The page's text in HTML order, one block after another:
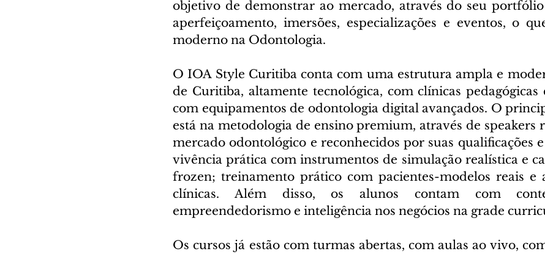
objetivo de demonstrar ao mercado, através do seu
aperfeiçoamento, imersões, especializações e eventos, o
moderno na Odontologia.
O IOA Style Curitiba conta com uma estrutura ampla e
de Curitiba, altamente tecnológica, com clínicas pedagógicas
com equipamentos de odontologia digital avançados. O
está na metodologia de ensino premium, através de speakers
mercado odontológico e reconhecidos por suas qualificações
vivência prática com instrumentos de simulação realística e
frozen; treinamento prático com pacientes-modelos reais e
clínicas. Além disso, os alunos contam com
empreendedorismo e inteligência nos negócios na grade
Os cursos já estão com turmas abertas, com aulas ao vivo,